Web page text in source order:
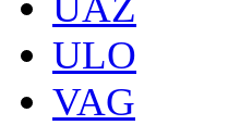
ULO
VAG